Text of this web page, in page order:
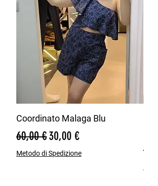
Coordinato Malaga Blu
Prezzo regolare
60,00 €Prezzo scontato
30,00 €
Metodo di Spedizione